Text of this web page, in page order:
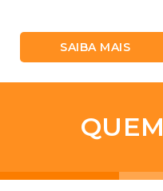
SAIBA MAIS
QUEM